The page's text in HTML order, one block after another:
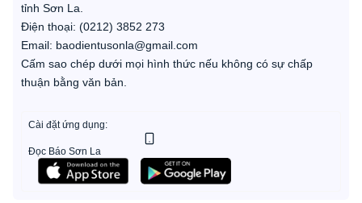
tỉnh Sơn La.
Điện thoại: (0212) 3852 273
Email: baodientusonla@gmail.com
Cấm sao chép dưới mọi hình thức nếu không có sự chấp
thuận bằng văn bản.
Cài đặt ứng dụng:
Đọc Báo Sơn La